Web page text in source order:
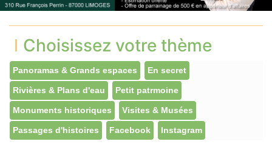
Choisissez votre thème
Panoramas & Grands espaces En secret
Rivières & Plans d'eau Petit patrmoine
Monuments historiques Visites & Musées
Passages d'histoires Facebook Instagram